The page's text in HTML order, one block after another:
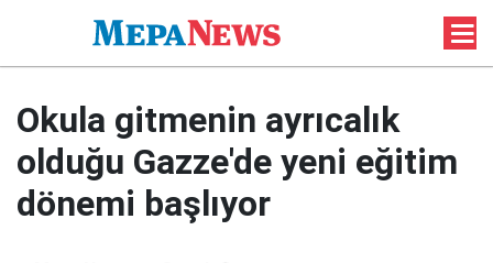
Okula gitmenin ayrıcalık
olduğu Gazze'de yeni eğitim
dönemi başlıyor